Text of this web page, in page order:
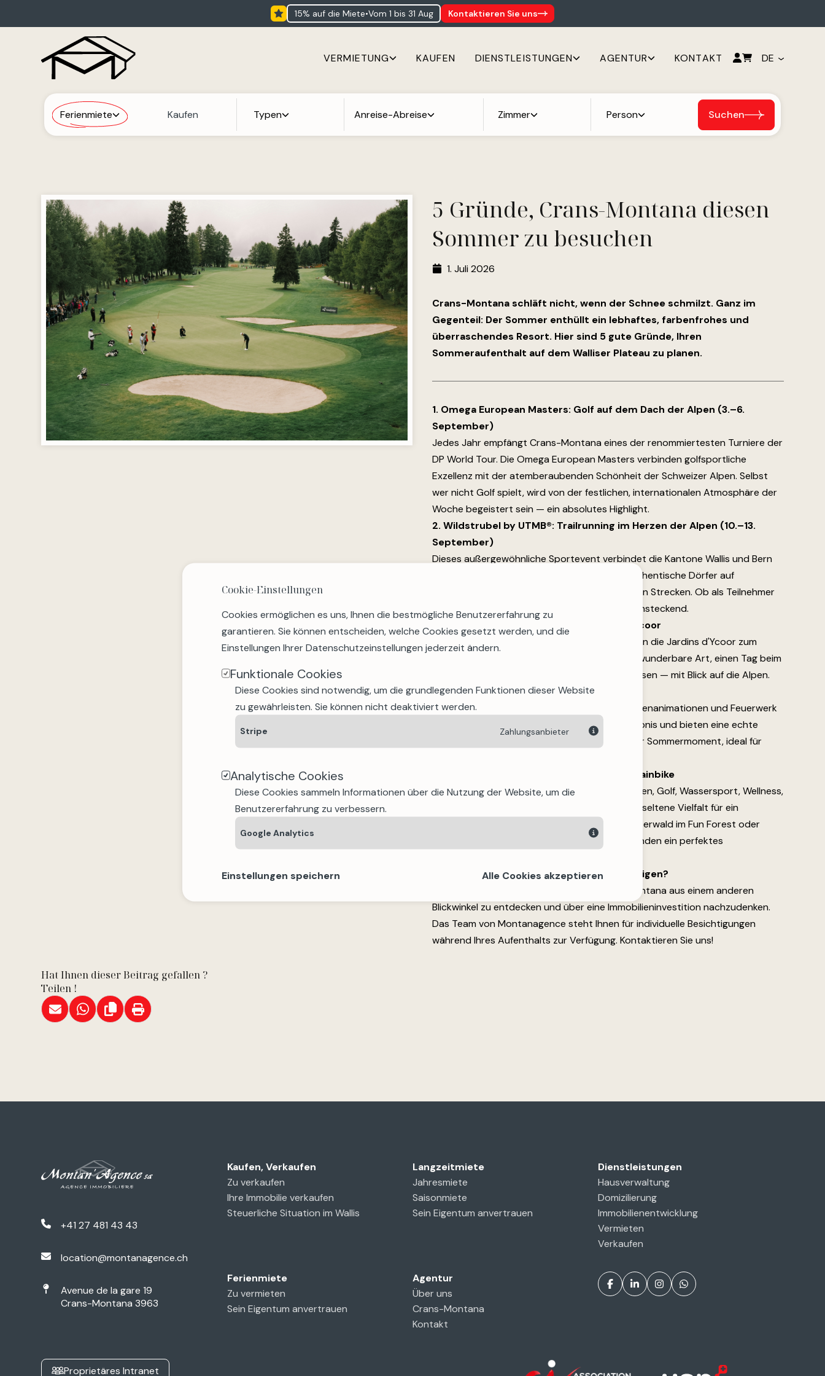
15% auf die Miete• vom 1 bis 31 Aug Kontaktieren Sie uns
VERMIETUNG KAUFEN DIENSTLEISTUNGEN AGENTUR KONTAKT DE
Ferienmiete Kaufen Typen Anreise-Abreise Zimmer Person Suchen
5 Gründe, Crans-Montana diesen
Sommer zu besuchen
1. Juli 2026
Crans-Montana schläft nicht, wenn der Schnee schmilzt. Ganz im
Gegenteil: Der Sommer enthüllt ein lebhaftes, farbenfrohes und
überraschendes Resort. Hier sind 5 gute Gründe, Ihren
Sommeraufenthalt auf dem Walliser Plateau zu planen.
1. Omega European Masters: Golf auf dem Dach der Alpen (3.–6.
September)
Jedes Jahr empfängt Crans-Montana eines der renommiertesten Turniere der
DP World Tour. Die Omega European Masters verbinden golfsportliche
Exzellenz mit der atemberaubenden Schönheit der Schweizer Alpen. Selbst
wer nicht Golf spielt, wird von der festlichen, internationalen Atmosphäre der
Woche begeistert sein — ein absolutes Highlight.
2. Wildstrubel by UTMB®: Trailrunning im Herzen der Alpen (10.–13.
September)
Dieses außergewöhnliche Sportevent verbindet die Kantone Wallis und Bern
und führt die Läufer durch Alpenpässe und authentische Dörfer auf
anspruchsvollen, aber landschaftlich grandiosen Strecken. Ob als Teilnehmer
oder Zuschauer — die Energie des Events ist ansteckend.
3. Wine & Music Abende in den Jardins d'Ycoor
Jeden Freitagabend im Sommer, ab 17 Uhr, laden die Jardins d'Ycoor zum
entspannten "Wine & Music"-Apéritif ein. Eine wunderbare Art, einen Tag beim
Wandern oder Mountainbiken ausklingen zu lassen — mit Blick auf die Alpen.
4. Schweizer Nationalfeiertag (1. August)
Gesellige Atmosphäre, lokale Traditionen, Familienanimationen und Feuerwerk
machen diesen Tag zu einem einzigartigen Erlebnis und bieten eine echte
Eintauchen in die Schweizer Kultur. Ein beliebter Sommermoment, ideal für
5. Seen, Natur, Wandern, Baden und Mountainbike
Mit über 113 Sommeraktivitäten — Wandern, Biken, Golf, Wassersport, Wellness,
Kultur und mehr — bietet Crans-Montana eine seltene Vielfalt für ein
Bergresort. Baden am Strand der Moubra, Kletterwald im Fun Forest oder
kreative Workshops in der Fondation Opale runden ein perfektes
Warum nicht gleich eine Immobilie besichtigen?
Der Sommer ist auch die ideale Zeit, Crans-Montana aus einem anderen
Blickwinkel zu entdecken und über eine Immobilieninvestition nachzudenken.
Das Team von Montanagence steht Ihnen für individuelle Besichtigungen
während Ihres Aufenthalts zur Verfügung. Kontaktieren Sie uns!
Hat Ihnen dieser Beitrag gefallen ?
Teilen !
+41 27 481 43 43
location@montanagence.ch
Avenue de la gare 19
Crans-Montana 3963
Kaufen, Verkaufen
Zu verkaufen
Ihre Immobilie verkaufen
Steuerliche Situation im Wallis
Ferienmiete
Zu vermieten
Sein Eigentum anvertrauen
Langzeitmiete
Jahresmiete
Saisonmiete
Sein Eigentum anvertrauen
Agentur
Über uns
Crans-Montana
Kontakt
Dienstleistungen
Hausverwaltung
Domizilierung
Immobilienentwicklung
Vermieten
Verkaufen
Proprietäres Intranet
Cookie-Einstellungen
Cookies ermöglichen es uns, Ihnen die bestmögliche Benutzererfahrung zu
garantieren. Sie können entscheiden, welche Cookies gesetzt werden, und die
Einstellungen Ihrer Datenschutzeinstellungen jederzeit ändern.
Funktionale Cookies
Diese Cookies sind notwendig, um die grundlegenden Funktionen dieser Website
zu gewährleisten. Sie können nicht deaktiviert werden.
Stripe Zahlungsanbieter
Analytische Cookies
Diese Cookies sammeln Informationen über die Nutzung der Website, um die
Benutzererfahrung zu verbessern.
Google Analytics
Einstellungen speichern Alle Cookies akzeptieren